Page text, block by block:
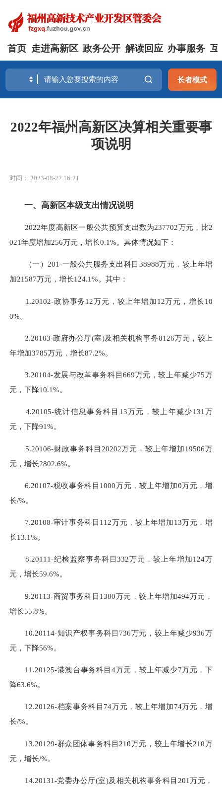
首页 走进高新区 政务公开 解读回应 办事服务 互
长者模式
2022年福州高新区决算相关重要事
项说明
时间： 2023-08-22 16:21
一、高新区本级支出情况说明
2022年度高新区一般公共预算支出数为237702万元，比2
021年度增加256万元，增长0.1%。具体情况如下：
（一）201-一般公共服务支出科目38988万元，较上年增
加21587万元，增长124.1%。其中：
1.20102-政协事务12万元，较上年增加12万元，增长10
0%。
2.20103-政府办公厅(室)及相关机构事务8126万元，较上
年增加3785万元，增长87.2%。
3.20104-发展与改革事务科目669万元，较上年减少75万
元，下降10.1%。
4.20105-统计信息事务科目13万元，较上年减少131万
元，下降91%。
5.20106-财政事务科目20202万元，较上年增加19506万
元，增长2802.6%。
6.20107-税收事务科目1000万元，较上年增加0万元，增
长/%。
7.20108-审计事务科目112万元，较上年增加13万元，增
长13.1%。
8.20111-纪检监察事务科目332万元，较上年增加124万
元，增长59.6%。
9.20113-商贸事务科目1380万元，较上年增加494万元，
增长55.8%。
10.20114-知识产权事务科目736万元，较上年减少936万
元，下降56%。
11.20125-港澳台事务科目4万元，较上年减少7万元，下
降63.6%。
12.20126-档案事务科目74万元，较上年增加74万元，增
长/%。
13.20129-群众团体事务科目210万元，较上年增长210万
元，增长/%。
14.20131-党委办公厅(室)及相关机构事务科目201万元，